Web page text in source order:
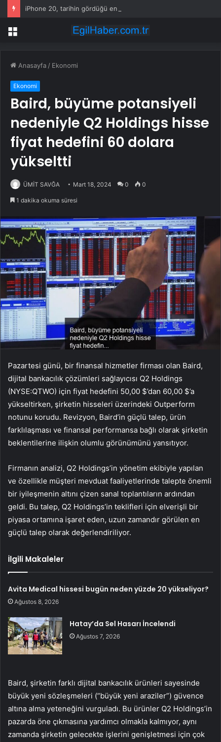
iPhone 20, tarihin gördüğü en farklı iPhone olabilir
Menü
Anasayfa / Ekonomi
Ekonomi
Baird, büyüme potansiyeli
nedeniyle Q2 Holdings hisse
fiyat hedefini 60 dolara
yükseltti
ÜMİT SAVĞA Mart 18, 2024 0 0
1 dakika okuma süresi
Pazartesi günü, bir finansal hizmetler firması olan Baird,
dijital bankacılık çözümleri sağlayıcısı Q2 Holdings
(NYSE:QTWO) için fiyat hedefini 50,00 $’dan 60,00 $’a
yükseltirken, şirketin hisseleri üzerindeki Outperform
notunu korudu. Revizyon, Baird’in güçlü talep, ürün
farklılaşması ve finansal performansa bağlı olarak şirketin
beklentilerine ilişkin olumlu görünümünü yansıtıyor.
Firmanın analizi, Q2 Holdings’in yönetim ekibiyle yapılan
ve özellikle müşteri mevduat faaliyetlerinde talepte önemli
bir iyileşmenin altını çizen sanal toplantıların ardından
geldi. Bu talep, Q2 Holdings’in teklifleri için elverişli bir
piyasa ortamına işaret eden, uzun zamandır görülen en
güçlü talep olarak değerlendiriliyor.
İlgili Makaleler
Avita Medical hissesi bugün neden yüzde 20 yükseliyor?
Ağustos 8, 2026
Hatay’da Sel Hasarı İncelendi
Ağustos 7, 2026
Baird, şirketin farklı dijital bankacılık ürünleri sayesinde
büyük yeni sözleşmeleri (“büyük yeni araziler”) güvence
altına alma yeteneğini vurguladı. Bu ürünler Q2 Holdings’in
pazarda öne çıkmasına yardımcı olmakla kalmıyor, aynı
zamanda şirketin gelecekte işlerini genişletmesi için çok